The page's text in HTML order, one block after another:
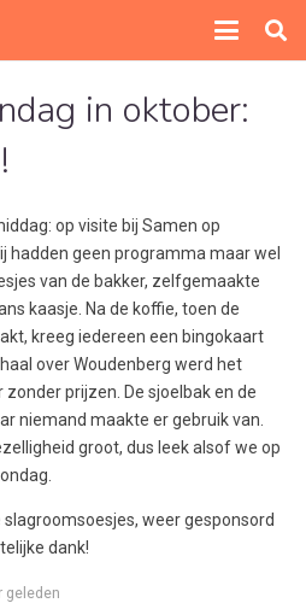
in oktober:
op visite bij Samen op
hadden geen programma maar wel
van de bakker, zelfgemaakte
kaasje. Na de koffie, toen de
kreeg iedereen een bingokaart
over Woudenberg werd het
zonder prijzen. De sjoelbak en de
niemand maakte er gebruik van.
groot, dus leek alsof we op
slagroomsoesjes, weer gesponsord
dank!
geleden